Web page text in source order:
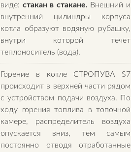
виде: стакан в стакане. Внешний и
внутренний цилиндры корпуса
котла образуют водяную рубашку,
внутри которой течет
теплоноситель (вода).
Горение в котле СТРОПУВА S7
происходит в верхней части рядом
с устройством подачи воздуха. По
ходу горения топлива в топочной
камере, распределитель воздуха
опускается вниз, тем самым
постоянно отводя отработанные